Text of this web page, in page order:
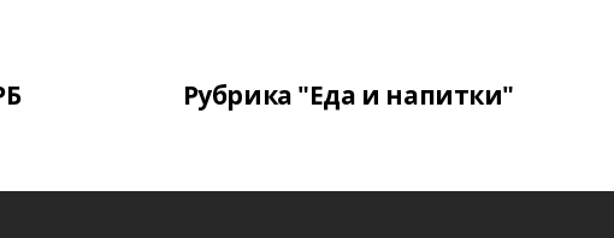
Рубрика "Еда и напитки"